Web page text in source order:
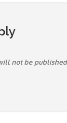
not be